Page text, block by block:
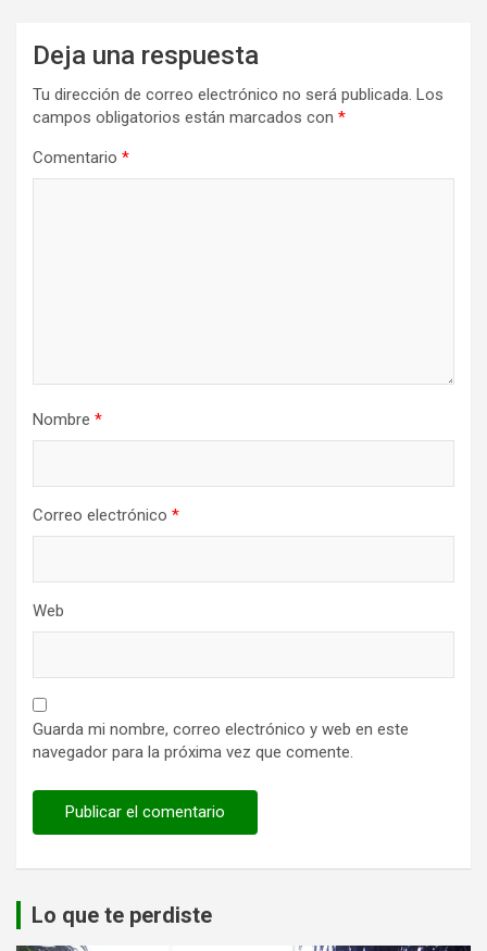
Deja una respuesta
Tu dirección de correo electrónico no será publicada. Los
campos obligatorios están marcados con *
Comentario *
Nombre *
Correo electrónico *
Web
Guarda mi nombre, correo electrónico y web en este
navegador para la próxima vez que comente.
Lo que te perdiste